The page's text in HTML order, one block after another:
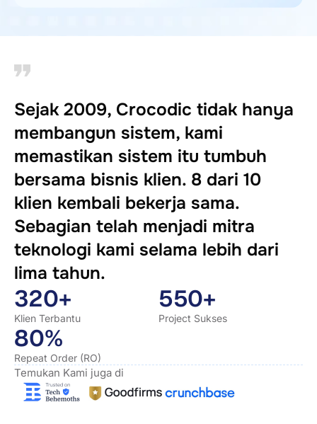
Sejak 2009, Crocodic tidak hanya
membangun sistem, kami
memastikan sistem itu tumbuh
bersama bisnis klien. 8 dari 10
klien kembali bekerja sama.
Sebagian telah menjadi mitra
teknologi kami selama lebih dari
lima tahun.
320+
Klien Terbantu
550+
Project Sukses
80%
Repeat Order (RO)
Temukan Kami juga di